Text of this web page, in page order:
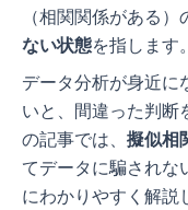
（相関関係がある
ない状態を指します。
データ分析が身近に
いと、間違った判断
の記事では、 擬似相
てデータに騙されな
にわかりやすく解説